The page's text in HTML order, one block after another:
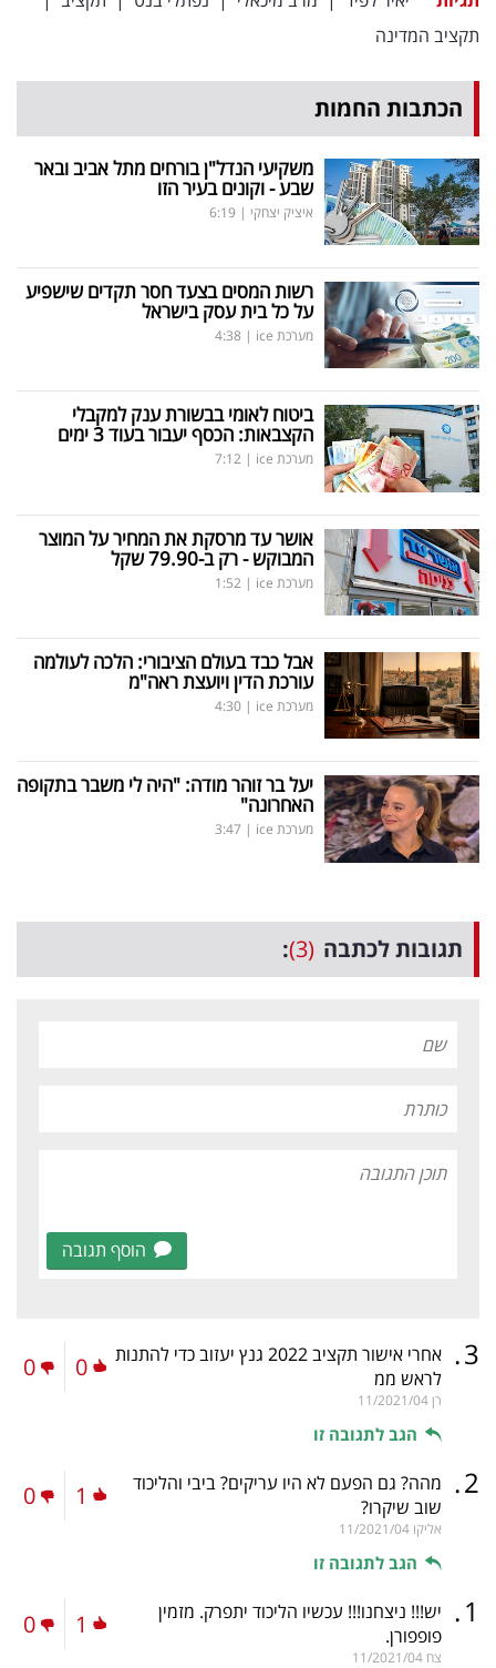
תקציב המדינה
הכתבות החמות
משקיעי הנדל"ן בורחים מתל אביב ובאר
שבע - וקונים בעיר הזו
איציק יצחקי |
6:19
רשות המסים בצעד חסר תקדים שישפיע
על כל בית עסק בישראל
מערכת ice |
4:38
ביטוח לאומי בבשורת ענק למקבלי
הקצבאות: הכסף יעבור בעוד 3 ימים
מערכת ice |
7:12
אושר עד מרסקת את המחיר על המוצר
המבוקש - רק ב-79.90 שקל
מערכת ice |
1:52
אבל כבד בעולם הציבורי: הלכה לעולמה
עורכת הדין ויועצת ראה"מ
מערכת ice |
4:30
יעל בר זוהר מודה: "היה לי משבר בתקופה
האחרונה"
מערכת ice |
3:47
תגובות לכתבה (3)
:
הוסף תגובה
3
.
אחרי אישור תקציב 2022 גנץ יעזוב כדי להתנות
לראש ממ
רן11/2021/04
הגב לתגובה זו
0
0
2
. מהה? גם הפעם לא היו עריקים? ביבי והליכוד
שוב שיקרו?
אליקו 11/2021/04
הגב לתגובה זו
1
0
1
. יש!!! ניצחנו!!! עכשיו הליכוד יתפרק. מזמין
פופפורן.
צח 11/2021/04
1
0